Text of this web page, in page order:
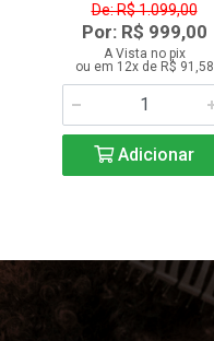
De: R$ 1.099,00
Por: R$ 999,00
A Vista no pix
ou em 12x de R$ 91,58
Adicionar